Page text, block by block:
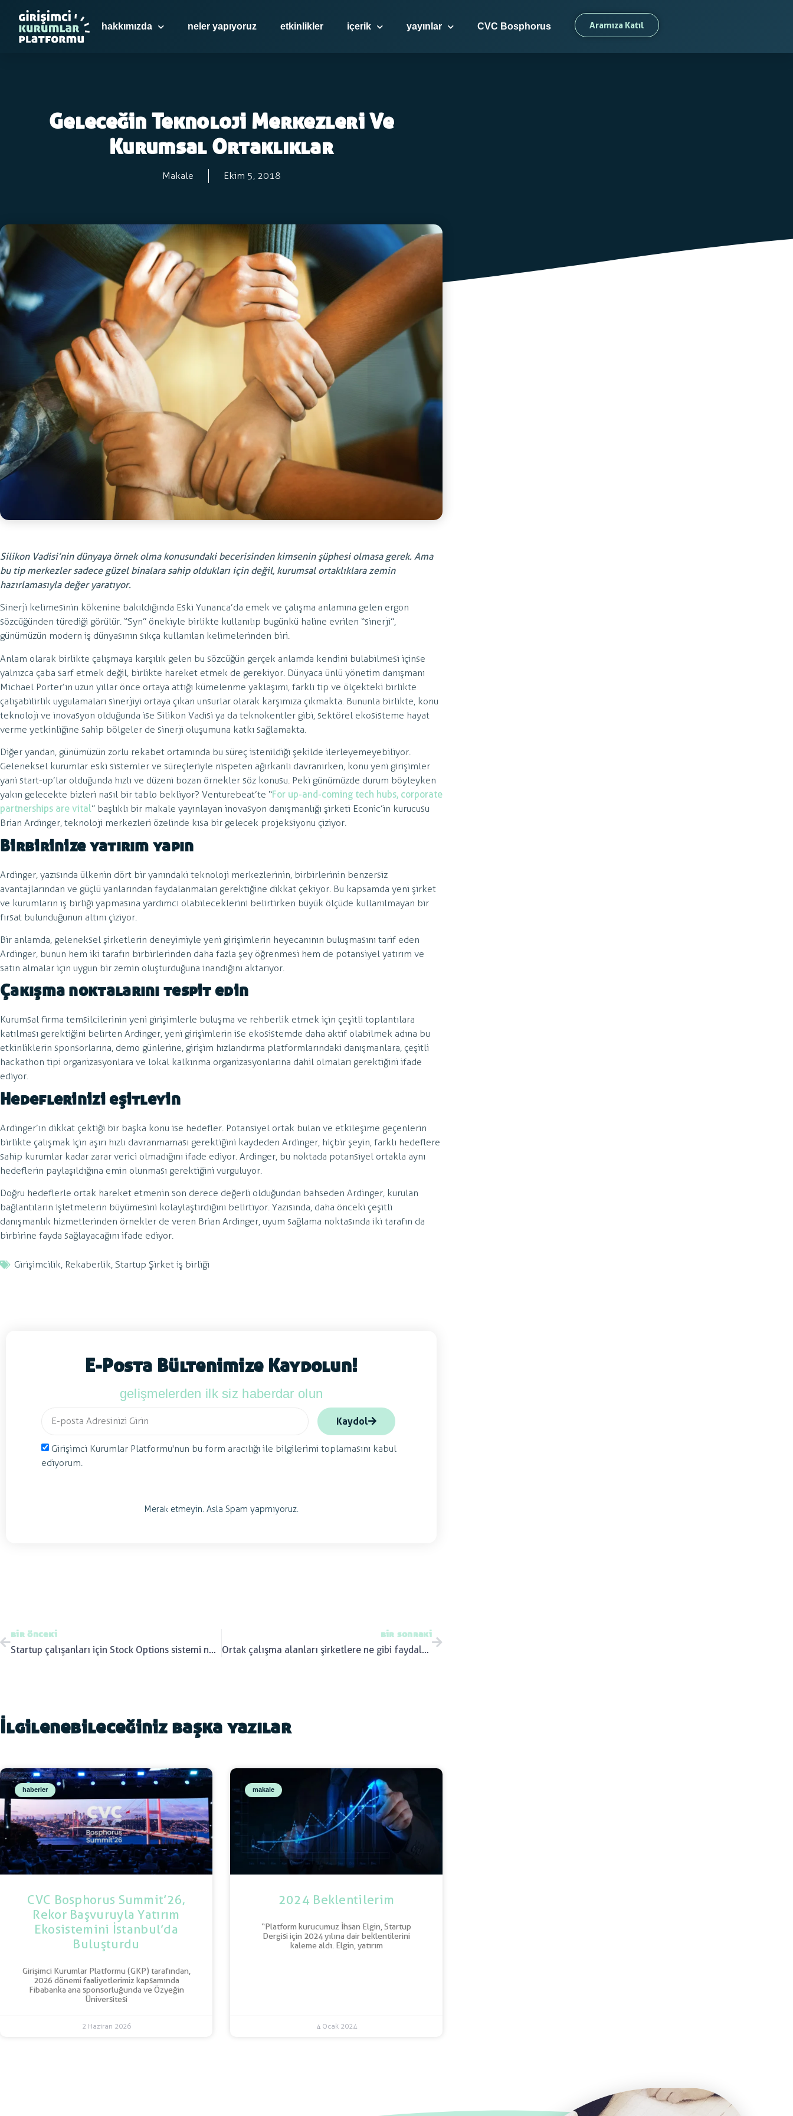
hakkımızda neler yapıyoruz etkinlikler içerik yayınlar CVC Bosphorus Aramıza Katıl
Geleceğin Teknoloji Merkezleri Ve
Kurumsal Ortaklıklar
Makale Ekim 5, 2018
Silikon Vadisi’nin dünyaya örnek olma konusundaki becerisinden kimsenin şüphesi olmasa gerek. Ama
bu tip merkezler sadece güzel binalara sahip oldukları için değil, kurumsal ortaklıklara zemin
hazırlamasıyla değer yaratıyor.
Sinerji kelimesinin kökenine bakıldığında Eski Yunanca’da emek ve çalışma anlamına gelen ergon
sözcüğünden türediği görülür. “Syn” önekiyle birlikte kullanılıp bugünkü haline evrilen “sinerji”,
günümüzün modern iş dünyasının sıkça kullanılan kelimelerinden biri.
Anlam olarak birlikte çalışmaya karşılık gelen bu sözcüğün gerçek anlamda kendini bulabilmesi içinse
yalnızca çaba sarf etmek değil, birlikte hareket etmek de gerekiyor. Dünyaca ünlü yönetim danışmanı
Michael Porter’ın uzun yıllar önce ortaya attığı kümelenme yaklaşımı, farklı tip ve ölçekteki birlikte
çalışabilirlik uygulamaları sinerjiyi ortaya çıkan unsurlar olarak karşımıza çıkmakta. Bununla birlikte, konu
teknoloji ve inovasyon olduğunda ise Silikon Vadisi ya da teknokentler gibi, sektörel ekosisteme hayat
verme yetkinliğine sahip bölgeler de sinerji oluşumuna katkı sağlamakta.
Diğer yandan, günümüzün zorlu rekabet ortamında bu süreç istenildiği şekilde ilerleyemeyebiliyor.
Geleneksel kurumlar eski sistemler ve süreçleriyle nispeten ağırkanlı davranırken, konu yeni girişimler
yani start-up’lar olduğunda hızlı ve düzeni bozan örnekler söz konusu. Peki günümüzde durum böyleyken
yakın gelecekte bizleri nasıl bir tablo bekliyor? Venturebeat’te “For up-and-coming tech hubs, corporate
partnerships are vital” başlıklı bir makale yayınlayan inovasyon danışmanlığı şirketi Econic’in kurucusu
Brian Ardinger, teknoloji merkezleri özelinde kısa bir gelecek projeksiyonu çiziyor.
Birbirinize yatırım yapın
Ardinger, yazısında ülkenin dört bir yanındaki teknoloji merkezlerinin, birbirlerinin benzersiz
avantajlarından ve güçlü yanlarından faydalanmaları gerektiğine dikkat çekiyor. Bu kapsamda yeni şirket
ve kurumların iş birliği yapmasına yardımcı olabileceklerini belirtirken büyük ölçüde kullanılmayan bir
fırsat bulunduğunun altını çiziyor.
Bir anlamda, geleneksel şirketlerin deneyimiyle yeni girişimlerin heyecanının buluşmasını tarif eden
Ardinger, bunun hem iki tarafın birbirlerinden daha fazla şey öğrenmesi hem de potansiyel yatırım ve
satın almalar için uygun bir zemin oluşturduğuna inandığını aktarıyor.
Çakışma noktalarını tespit edin
Kurumsal firma temsilcilerinin yeni girişimlerle buluşma ve rehberlik etmek için çeşitli toplantılara
katılması gerektiğini belirten Ardinger, yeni girişimlerin ise ekosistemde daha aktif olabilmek adına bu
etkinliklerin sponsorlarına, demo günlerine, girişim hızlandırma platformlarındaki danışmanlara, çeşitli
hackathon tipi organizasyonlara ve lokal kalkınma organizasyonlarına dahil olmaları gerektiğini ifade
ediyor.
Hedeflerinizi eşitleyin
Ardinger’ın dikkat çektiği bir başka konu ise hedefler. Potansiyel ortak bulan ve etkileşime geçenlerin
birlikte çalışmak için aşırı hızlı davranmaması gerektiğini kaydeden Ardinger, hiçbir şeyin, farklı hedeflere
sahip kurumlar kadar zarar verici olmadığını ifade ediyor. Ardinger, bu noktada potansiyel ortakla aynı
hedeflerin paylaşıldığına emin olunması gerektiğini vurguluyor.
Doğru hedeflerle ortak hareket etmenin son derece değerli olduğundan bahseden Ardinger, kurulan
bağlantıların işletmelerin büyümesini kolaylaştırdığını belirtiyor. Yazısında, daha önceki çeşitli
danışmanlık hizmetlerinden örnekler de veren Brian Ardinger, uyum sağlama noktasında iki tarafın da
birbirine fayda sağlayacağını ifade ediyor.
Girişimcilik Rekaberlik Startup Şirket iş birliği
E-Posta Bültenimize Kaydolun!
gelişmelerden ilk siz haberdar olun
Girişimci Kurumlar Platformu'nun bu form aracılığı ile bilgilerimi toplamasını kabul
ediyorum.
Kaydol
Merak etmeyin. Asla Spam yapmıyoruz.
bir önceki
Startup çalışanları için Stock Options sistemi nasıl çalışıyor?
bir sonraki
Ortak çalışma alanları şirketlere ne gibi faydalar sağlıyor?
İlgilenebileceğiniz başka yazılar
haberler
CVC Bosphorus Summit’26,
Rekor Başvuruyla Yatırım
Ekosistemini İstanbul’da
Buluşturdu
Girişimci Kurumlar Platformu (GKP) tarafından,
2026 dönemi faaliyetlerimiz kapsamında
Fibabanka ana sponsorluğunda ve Özyeğin
Üniversitesi
2 Haziran 2026
makale
2024 Beklentilerim
“Platform kurucumuz İhsan Elgin, Startup
Dergisi için 2024 yılına dair beklentilerini
kaleme aldı. Elgin, yatırım
4 Ocak 2024